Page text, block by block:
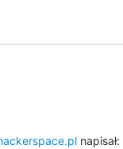
napisał: